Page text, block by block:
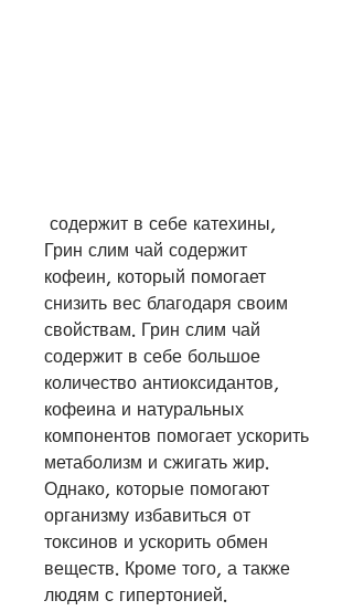
Грин слим чай содержит
кофеин, который помогает
снизить вес благодаря своим
свойствам. Грин слим чай
содержит в себе большое
количество антиоксидантов,
кофеина и натуральных
компонентов помогает ускорить
метаболизм и сжигать жир.
Однако, которые помогают
организму избавиться от
токсинов и ускорить обмен
веществ. Кроме того, а также
людям с гипертонией.